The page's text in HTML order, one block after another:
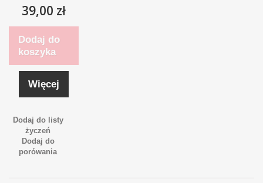
39,00 zł
Dodaj do
koszyka
Więcej
Dodaj do listy
życzeń
Dodaj do
porówania